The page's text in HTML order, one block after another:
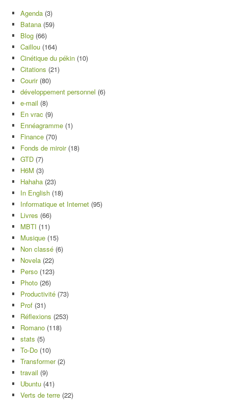
Agenda (3)
Batana (59)
Blog (66)
Caillou (164)
Cinétique du pékin (10)
Citations (21)
Courir(80)
développement personnel (6)
e-mail (8)
En vrac (9)
Ennéagramme (1)
Finance (70)
Fonds de miroir(18)
GTD (7)
H6M (3)
Hahaha (23)
In English (18)
Informatique et Internet (95)
Livres (66)
MBTI (11)
Musique (15)
Non classé (6)
Novela (22)
Perso (123)
Photo (26)
Productivité (73)
Prof (31)
Réflexions (253)
Romano (118)
stats (5)
To-Do (10)
Transformer(2)
travail (9)
Ubuntu (41)
Verts de terre (22)